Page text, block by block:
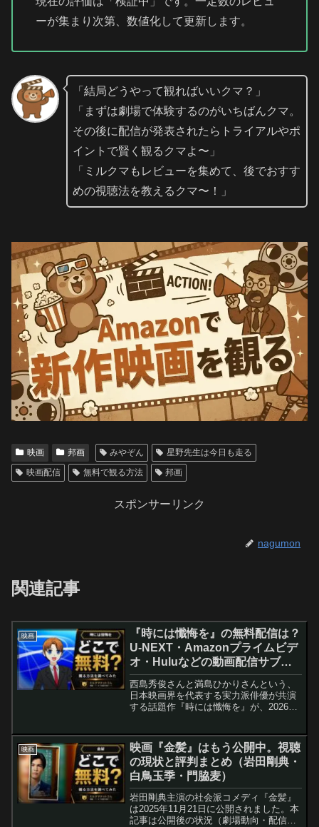
ーが集まり次第、数値化して更新します。
「結局どうやって観ればいいクマ？」
「まずは劇場で体験するのがいちばんクマ。
その後に配信が発表されたらトライアルやポ
イントで賢く観るクマよ〜」
「ミルクマもレビューを集めて、後でおすす
めの視聴法を教えるクマ〜！」
映画 邦画 みやぞん
星野先生は今日も走る
映画配信
無料で観る方法 邦画
スポンサーリンク
nagumon
関連記事
映画
『時には懺悔を』の無料配信は？
U-NEXT・Amazonプライムビデ
オ・Huluなどの動画配信サブス
クサービスを調査【西島秀俊・満
島ひかり】
西島秀俊さんと満島ひかりさんという、
日本映画界を代表する実力派俳優が共演
する話題作『時には懺悔を』が、2026年
本作は人間の心の奥底に潜む「懺悔」と
いう普遍的なテーマ...
映画
映画『金髪』はもう公開中。視聴
の現状と評判まとめ（岩田剛典・
白鳥玉季・門脇麦）
岩田剛典主演の社会派コメディ『金髪』
は2025年11月21日に公開されました。本
記事は公開後の状況（劇場動向・配信見